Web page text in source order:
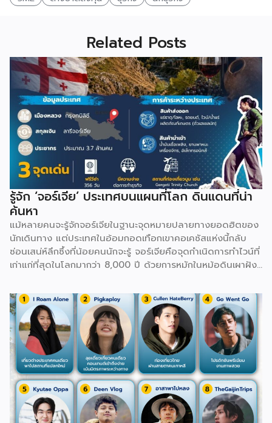
Related Posts
รู้จัก ‘จอร์เจีย’ ประเทศบนแผนที่โลก ดินแดนที่น่า
ค้นหา
แม้หลายคนจะรู้จักจอร์เจียในฐานะจุดหมายปลายทางยอดฮิตของ
นักเดินทาง แต่ประเทศในอ้อมกอดเทือกเขาคอเคซัสแห่งนี้กลับ
ซ่อนเสน่ห์ลึกซึ้งที่น้อยคนนักจะรู้ จอร์เจียคือจุดกำเนิดการทำไวน์ที่
เก่าแก่ที่สุดในโลกมากว่า 8,000 ปี ด้วยการหมักในหม้อดินเผาฝัง
เป็นเอกลักษณ์เฉพาะตัวที่ไม่เหมือนภาษาใดในโลก นอกจากนี้
จอร์เจียยังเป็นที่ตั้งของ Ushguli หมู่บ้านที่มีคนอยู่อาศัยจริงซึ่ง
สูงที่สุดในยุโรป ล้อมรอบด้วยหอคอยหินโบราณ และมีเมืองถ้ำ
ขนาดใหญ่อย่าง Vardzia ที่ขุดเข้าไปในเนื้อหินถึง 13 ชั้นเพื่อใช้
ซ่อนตัวจากศัตรูในอดีต ยิ่งไปกว่านั้น ยามล้อมวงกินเลี้ยงใน
วัฒนธรรม Supra จะต้องมี Tamada หรือหัวหน้าโต๊ะคอยร่ายคำ
อวยพรยาวเหยียดสะท้อนเรื่องราวชีวิต ความรัก และบรรพบุรุษ
ก่อนที่ทุกคนจะยกแก้วดื่มพร้อมกัน ทำให้จอร์เจียไม่ได้มีดีแค่
ธรรมชาติ แต่เต็มไปด้วยอารยธรรมสุดลึกลับที่รอให้ไปสัมผัส